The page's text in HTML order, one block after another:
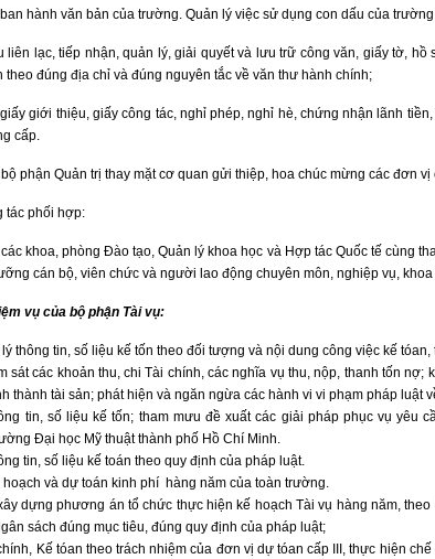
hành văn bản của trường. Quản lý việc sử dụng con dấu của
liên lạc, tiếp nhận, quản lý, giải quyết và lưu trữ công văn, giấy tờ,
theo đúng địa chỉ và đúng nguyên tắc về văn thư hành chính;
giới thiệu, giấy công tác, nghỉ phép, nghỉ hè, chứng nhận lãnh
cấp.
phận Quản trị thay mặt cơ quan gửi thiệp, hoa chúc mừng các đơn
tác phối hợp:
khoa, phòng Đào tạo, Quản lý khoa học và Hợp tác Quốc tế cùng
cán bộ, viên chức và người lao động chuyên môn, nghiệp vụ,
vụ của bộ phận Tài vụ:
thông tin, số liệu kế tốn theo đối tượng và nội dung công việc kế
sát các khoản thu, chi Tài chính, các nghĩa vụ thu, nộp, thanh tốn nợ;
thành tài sản; phát hiện và ngăn ngừa các hành vi vi phạm pháp luật
tin, số liệu kế tốn; tham mưu đề xuất các giải pháp phục vụ yêu
Đại học Mỹ thuật thành phố Hồ Chí Minh.
tin, số liệu kế toán theo quy định của pháp luật.
hoạch và dự toán kinh phí hàng năm của toàn trường.
dựng phương án tổ chức thực hiện kế hoạch Tài vụ hàng năm,
sách đúng mục tiêu, đúng quy định của pháp luật;
Kế tóan theo trách nhiệm của đơn vị dự tóan cấp III, thực hiện